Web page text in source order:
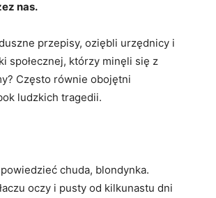
nas.
przepisy, oziębli urzędnicy i
społecznej, którzy minęli się z
Często równie obojętni
ludzkich tragedii.
chuda, blondynka.
oczy i pusty od kilkunastu dni